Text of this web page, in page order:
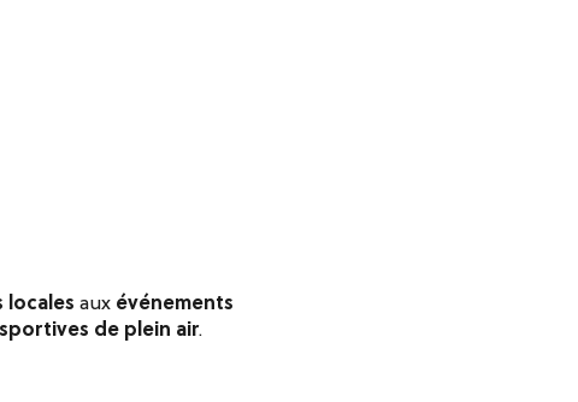
locales aux événements
de plein air.